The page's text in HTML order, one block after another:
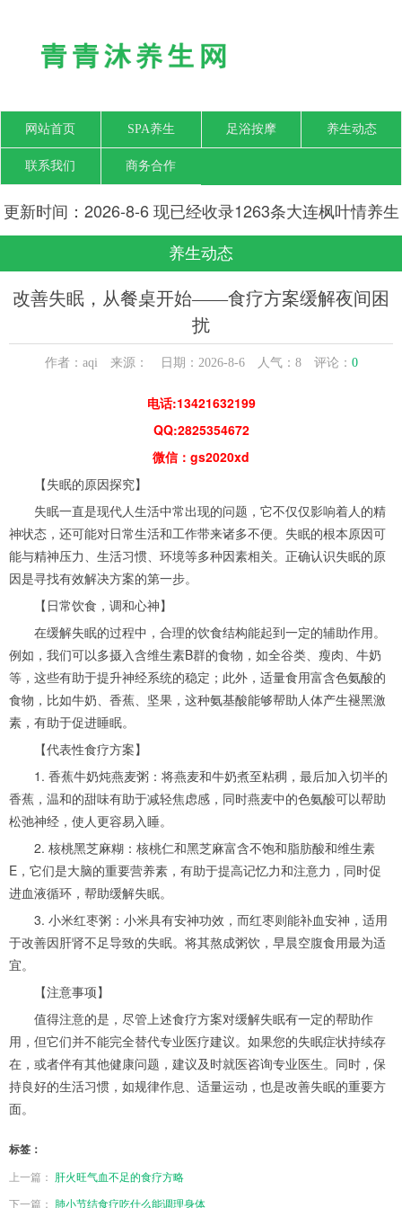
网站首页 SPA养生 足浴按摩 养生动态
联系我们 商务合作
更新时间：2026-8-6 现已经收录1263条大连枫叶情养生
网信息
养生动态
改善失眠，从餐桌开始——食疗方案缓解夜间困
扰
作者：aqi 来源： 日期：2026-8-6 人气： 8评论： 0
电话:13421632199
QQ:2825354672
微信：gs2020xd
【失眠的原因探究】
失眠一直是现代人生活中常出现的问题，它不仅仅影响着人的精
神状态，还可能对日常生活和工作带来诸多不便。失眠的根本原因可
能与精神压力、生活习惯、环境等多种因素相关。正确认识失眠的原
因是寻找有效解决方案的第一步。
【日常饮食，调和心神】
在缓解失眠的过程中，合理的饮食结构能起到一定的辅助作用。
例如，我们可以多摄入含维生素B群的食物，如全谷类、瘦肉、牛奶
等，这些有助于提升神经系统的稳定；此外，适量食用富含色氨酸的
食物，比如牛奶、香蕉、坚果，这种氨基酸能够帮助人体产生褪黑激
素，有助于促进睡眠。
【代表性食疗方案】
1. 香蕉牛奶炖燕麦粥：将燕麦和牛奶煮至粘稠，最后加入切半的
香蕉，温和的甜味有助于减轻焦虑感，同时燕麦中的色氨酸可以帮助
松弛神经，使人更容易入睡。
2. 核桃黑芝麻糊：核桃仁和黑芝麻富含不饱和脂肪酸和维生素
E，它们是大脑的重要营养素，有助于提高记忆力和注意力，同时促
进血液循环，帮助缓解失眠。
3. 小米红枣粥：小米具有安神功效，而红枣则能补血安神，适用
于改善因肝肾不足导致的失眠。将其熬成粥饮，早晨空腹食用最为适
宜。
【注意事项】
值得注意的是，尽管上述食疗方案对缓解失眠有一定的帮助作
用，但它们并不能完全替代专业医疗建议。如果您的失眠症状持续存
在，或者伴有其他健康问题，建议及时就医咨询专业医生。同时，保
持良好的生活习惯，如规律作息、适量运动，也是改善失眠的重要方
面。
标签：
上一篇： 肝火旺气血不足的食疗方略
下一篇： 肺小节结食疗吃什么能调理身体